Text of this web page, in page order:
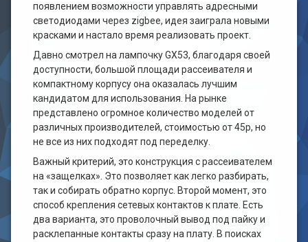
появлением возможности управлять адресными
светодиодами через zigbee, идея заиграла новыми
красками и настало время реализовать проект.
Давно смотрел на лампочку GX53, благодаря своей
доступности, большой площади рассеивателя и
компактному корпусу она оказалась лучшим
кандидатом для использования. На рынке
представлено огромное количество моделей от
различных производителей, стоимостью от 45р, но
не все из них подходят под переделку.
Важный критерий, это конструкция с рассеивателем
на «защелках». Это позволяет как легко разбирать,
так и собирать обратно корпус. Второй момент, это
способ крепления сетевых контактов к плате. Есть
два варианта, это проволочный вывод под пайку и
расклепанные контакты сразу на плату. В поисках